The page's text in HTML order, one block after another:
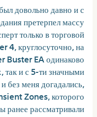
довольно давно и с
претерпел массу
только в торговой
круглосуточно, на
Buster EA одинаково
так и с 5-ти значными
без меня догадались,
Zones, которого
ранее рассматривали.